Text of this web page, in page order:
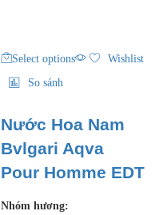
Select options
Wishlist
So sánh
Nước Hoa Nam
Bvlgari Aqva
Pour Homme EDT
Nhóm hương: